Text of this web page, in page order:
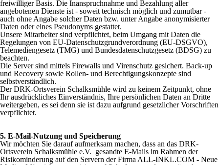
freiwilliger Basis. Die Inanspruchnahme und Bezahlung aller
angebotenen Dienste ist - soweit technisch möglich und zumutbar -
auch ohne Angabe solcher Daten bzw. unter Angabe anonymisierter
Daten oder eines Pseudonyms gestattet.
Unsere Mitarbeiter sind verpflichtet, beim Umgang mit Daten die
Regelungen von EU-Datenschutzgrundverordnung (EU-DSGVO),
Telemediengesetz (TMG) und Bundesdatenschutzgesetz (BDSG) zu
beachten.
Die Server sind mittels Firewalls und Virenschutz gesichert. Back-up
und Recovery sowie Rollen- und Berechtigungskonzepte sind
selbstverständlich.
Der DRK-Ortsverein Schalksmühle wird zu keinem Zeitpunkt, ohne
Ihr ausdrückliches Einverständnis, Ihre persönlichen Daten an Dritte
weitergeben, es sei denn sie ist dazu aufgrund gesetzlicher Vorschriften
verpflichtet.
5. E-Mail-Nutzung und Speicherung
Wir möchten Sie darauf aufmerksam machen, dass an das DRK-
Ortsverein Schalksmühle e.V. gesandte E-Mails im Rahmen der
Risikominderung auf den Servern der Firma ALL-INKL.COM - Neue